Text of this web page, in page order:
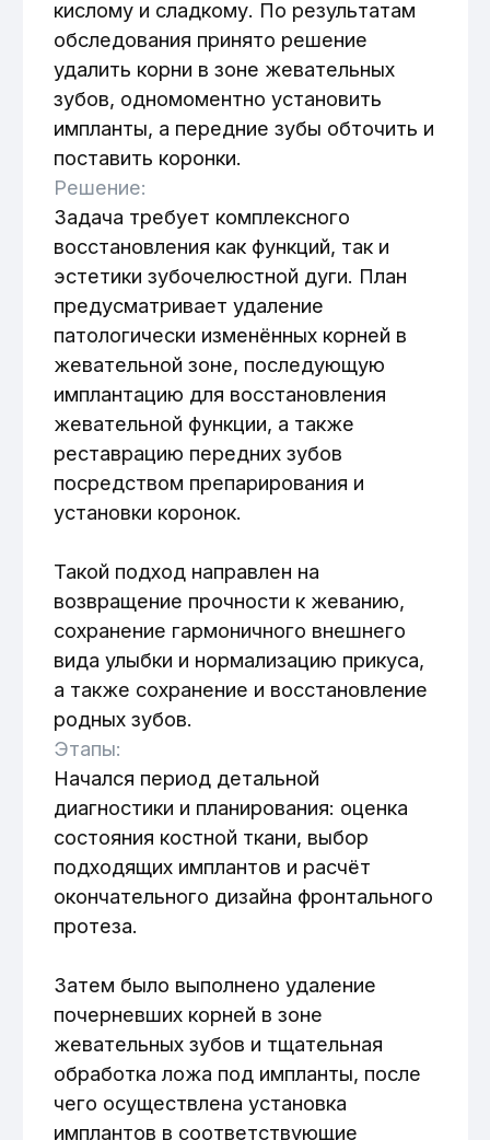
установки коронок.
Такой подход направлен на
возвращение прочности к жеванию,
сохранение гармоничного внешнего
вида улыбки и нормализацию прикуса,
а также сохранение и восстановление
родных зубов.
Этапы:
Начался период детальной
диагностики и планирования: оценка
состояния костной ткани, выбор
подходящих имплантов и расчёт
окончательного дизайна фронтального
протеза.
Затем было выполнено удаление
почерневших корней в зоне
жевательных зубов и тщательная
чего осуществлена установка
имплантов в соответствующие
После заживления костной ткани и
стабилизации имплантов приступили к
изготовлению коронок.
использовались временные решения
для сохранения эстетики и функции, с
последующим переходом на
окончательные коронки на имплантах и
на передних зубах.
После этого была проведена
финальная коррекция окклюзии и
прикуса. Контрольные осмотры и
поддерживающая терапия
долговечности результатов.
Результат:
восстановлена полноценная функция
жевательной зоне и надёжной
фиксации коронок на передних зубах.
Эстетика улыбки значительно
улучшена за счёт препарирования и
установки коронок на передних зубах,
устранена чувствительность к
кислому и сладкому, ликвидированы